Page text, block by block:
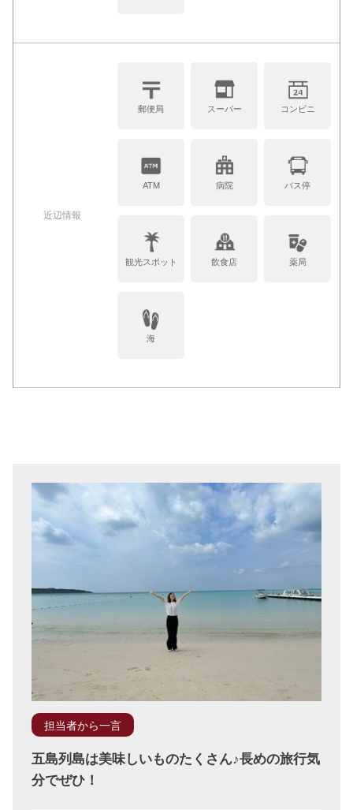
近辺情報
郵便局 スーパー コンビニ
ATM 病院 バス停
観光スポット 飲食店 薬局
海
担当者から一言
五島列島は美味しいものたくさん♪長めの旅行気
分でぜひ！